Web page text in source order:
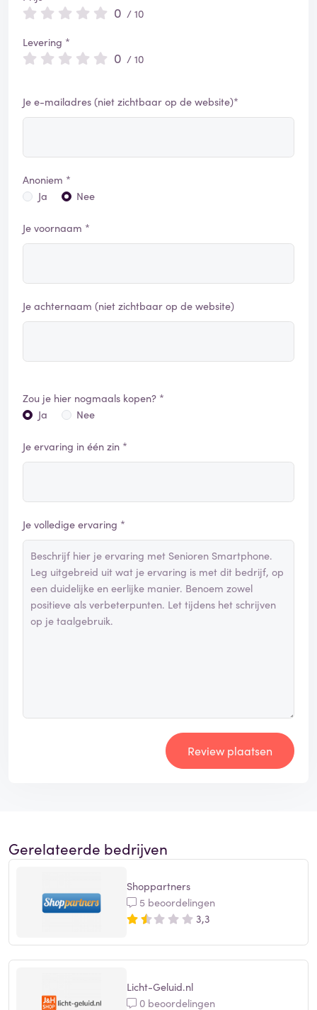
0 / 10
Levering *
0 / 10
Je e-mailadres (niet zichtbaar op de website)*
Anoniem *
Ja
Nee
Je voornaam *
Je achternaam (niet zichtbaar op de website)
Zou je hier nogmaals kopen? *
Ja
Nee
Je ervaring in één zin *
Je volledige ervaring *
Review plaatsen
Gerelateerde bedrijven
Shoppartners
5 beoordelingen
3,3
Licht-Geluid.nl
0 beoordelingen